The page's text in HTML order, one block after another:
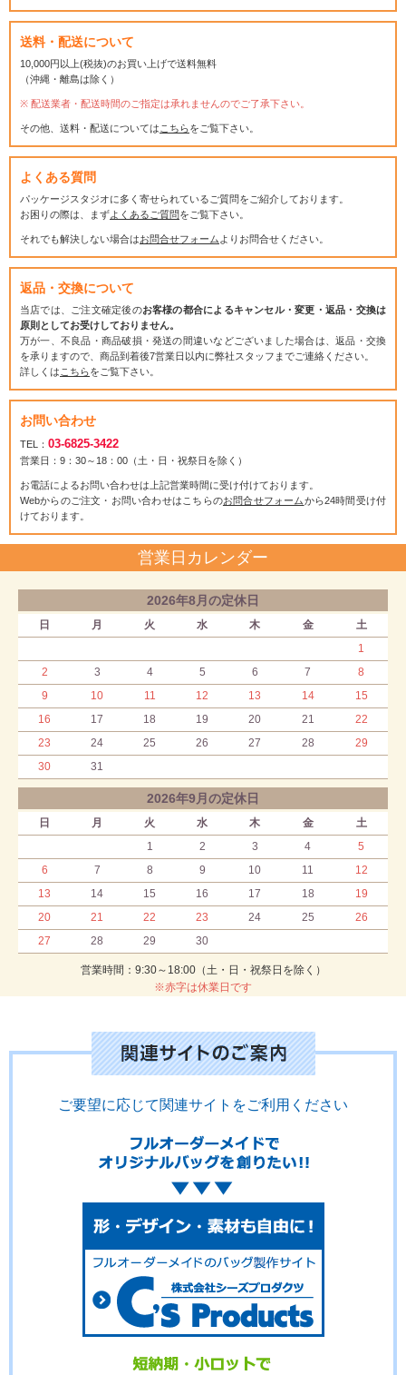
送料・配送について
10,000円以上(税抜)のお買い上げで送料無料
（沖縄・離島は除く）
配送業者・配送時間のご指定は承れませんのでご了承下さい。
その他、送料・配送については こちらをご覧下さい。
よくある質問
パッケージスタジオに多く寄せられているご質問をご紹介しております。
お困りの際は、まずよくあるご質問をご覧下さい。
それでも解決しない場合はお問合せフォーム よりお問合せください。
返品・交換について
当店では、ご注文確定後のお客様の都合によるキャンセル・変更・返品・交換は
原則としてお受けしておりません。
万が一、不良品・商品破損・発送の間違いなどございました場合は、返品・交換
を承りますので、商品到着後7営業日以内に弊社スタッフまでご連絡ください。
詳しくは こちらをご覧下さい。
お問い合わせ
TEL： 03-6825-3422
営業日：9：30～18：00（土・日・祝祭日を除く）
お電話によるお問い合わせは上記営業時間に受け付けております。
Webからのご注文・お問い合わせはこちらのお問合せフォームから24時間受け付
けております。
営業日カレンダー
2026年8月の定休日
日 月 火 水 木 金
土
1
2
3 4 5 6 7
8
9
10 11 12 13 14
15
16
17 18 19 20 21
22
23
24 25 26 27 28
29
30
31
2026年9月の定休日
日 月 火 水 木 金
土
1
2 3 4
5
6
7 8 9 10 11
12
13
14 15 16 17 18
19
20
21 22 23 24 25
26
27
28 29 30
営業時間：9:30～18:00（土・日・祝祭日を除く）
※赤字は休業日です
ご要望に応じて関連サイトをご利用ください